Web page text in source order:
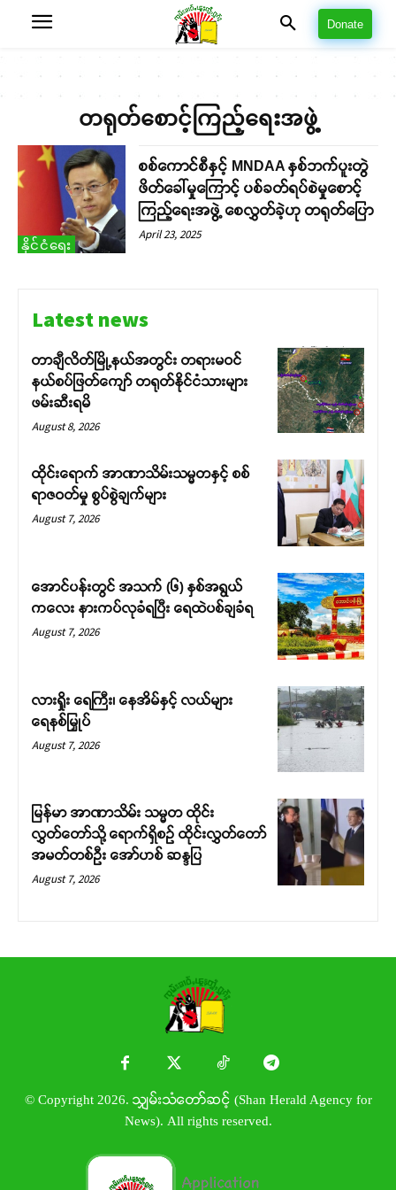
Donate
တရုတ်စောင့်ကြည့်ရေးအဖွဲ့
နိုင်ငံရေး
စစ်ကောင်စီနှင့် MNDAA နှစ်ဘက်ပူးတွဲ
ဖိတ်ခေါ်မှုကြောင့် ပစ်ခတ်ရပ်စဲမှုစောင့်
ကြည့်ရေးအဖွဲ့ စေလွှတ်ခဲ့ဟု တရုတ်ပြော
April 23, 2025
Latest news
တာချီလိတ်မြို့နယ်အတွင်း တရားမဝင်
နယ်စပ်ဖြတ်ကျော် တရုတ်နိုင်ငံသားများ
ဖမ်းဆီးရမိ
August 8, 2026
ထိုင်းရောက် အာဏာသိမ်းသမ္မတနှင့် စစ်
ရာဇဝတ်မှု စွပ်စွဲချက်များ
August 7, 2026
အောင်ပန်းတွင် အသက် (၆) နှစ်အရွယ်
ကလေး နားကပ်လုခံရပြီး ရေထဲပစ်ချခံရ
August 7, 2026
လားရှိုး ရေကြီး၊ နေအိမ်နှင့် လယ်များ
ရေနစ်မြှုပ်
August 7, 2026
မြန်မာ အာဏာသိမ်း သမ္မတ ထိုင်း
လွှတ်တော်သို့ ရောက်ရှိစဉ် ထိုင်းလွှတ်တော်
အမတ်တစ်ဦး အော်ဟစ် ဆန္ဒပြ
August 7, 2026
© Copyright 2026. သျှမ်းသံတော်ဆင့် (Shan Herald Agency for
News). All rights reserved.